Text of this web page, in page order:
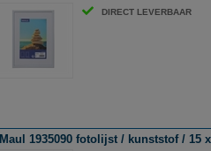
DIRECT LEVERBAAR
Maul 1935090 fotolijst / kunststof / 15